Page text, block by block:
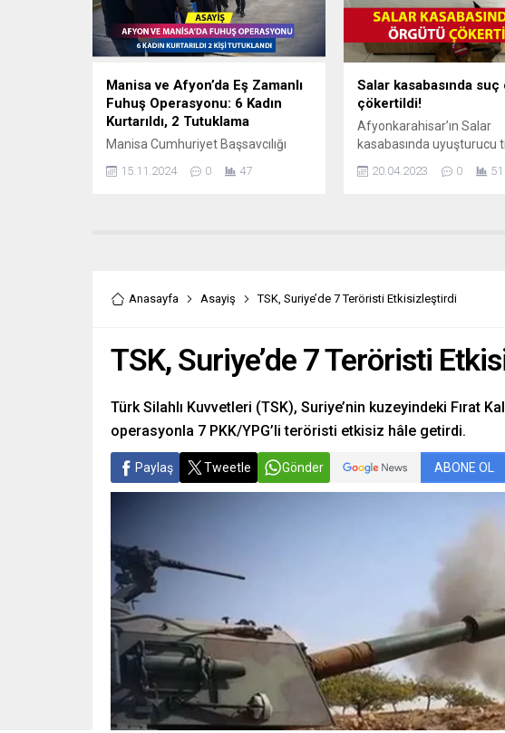
Manisa ve Afyon’da Eş Zamanlı
Fuhuş Operasyonu: 6 Kadın
Kurtarıldı, 2 Tutuklama
Manisa Cumhuriyet Başsavcılığı
Müdürlüğü Asayiş Şube Müdürlüğü
15.11.2024 0 47
Salar kasabasında
çökertildi!
Afyonkarahisar’ın Salar
kasabasında uyuşturucu
Jandarma Komutanlığı
farklı il ve 8 ayrı adreste
20.04.2023 0 51
Anasayfa Asayiş TSK, Suriye’de 7 Teröristi Etkisizleştirdi
TSK, Suriye’de 7 Teröristi
Türk Silahlı Kuvvetleri (TSK), Suriye’nin kuzeyindeki Fırat
operasyonla 7 PKK/YPG’li teröristi etkisiz hâle getirdi.
Paylaş Tweetle Gönder ABONE OL